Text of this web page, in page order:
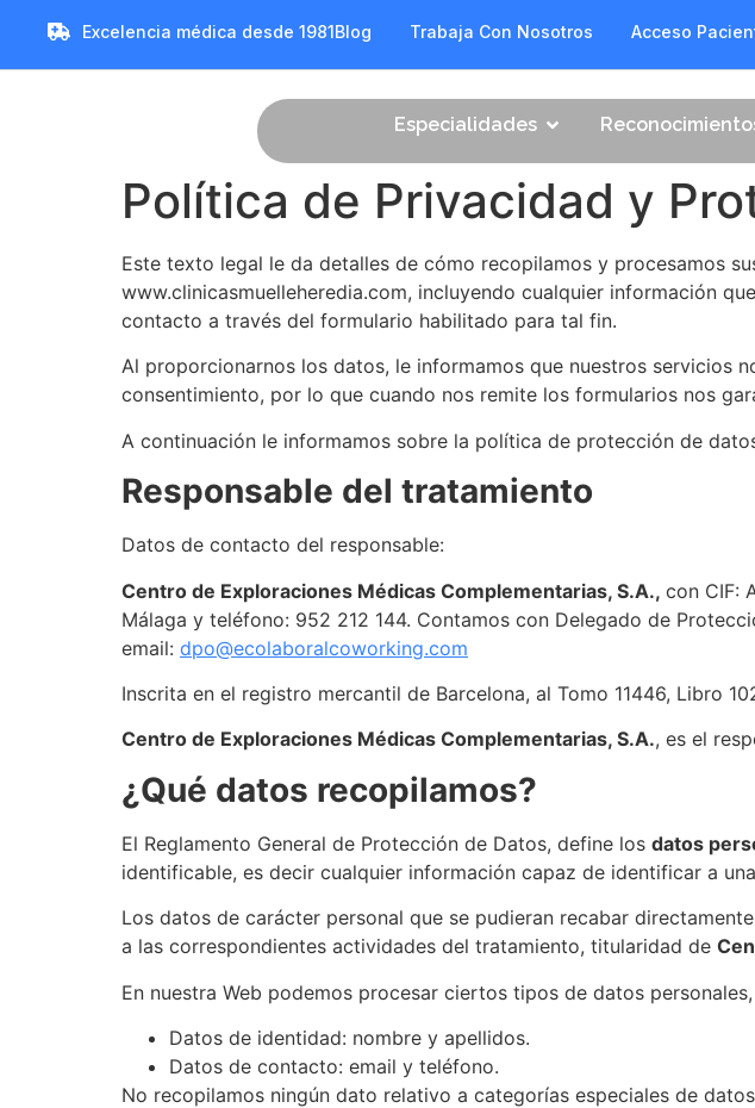
Excelencia médica desde 1981Blog Trabaja Con Nosotros Acceso
Especialidades
Política de Privacidad y
Este texto legal le da detalles de cómo recopilamos y procesamos
www.clinicasmuelleheredia.com, incluyendo cualquier información
contacto a través del formulario habilitado para tal fin.
Al proporcionarnos los datos, le informamos que nuestros servicios
consentimiento, por lo que cuando nos remite los formularios nos
A continuación le informamos sobre la política de protección de
Responsable del tratamiento
Datos de contacto del responsable:
Centro de Exploraciones Médicas Complementarias, S.A., con CIF:
Málaga y teléfono: 952 212 144. Contamos con Delegado de
email: dpo@ecolaboralcoworking.com
Inscrita en el registro mercantil de Barcelona, al Tomo 11446, Libro
Centro de Exploraciones Médicas Complementarias, S.A., es el
¿Qué datos recopilamos?
El Reglamento General de Protección de Datos, define los datos
identificable, es decir cualquier información capaz de identificar a
Los datos de carácter personal que se pudieran recabar
a las correspondientes actividades del tratamiento, titularidad de
En nuestra Web podemos procesar ciertos tipos de datos
Datos de identidad: nombre y apellidos.
Datos de contacto: email y teléfono.
No recopilamos ningún dato relativo a categorías especiales de